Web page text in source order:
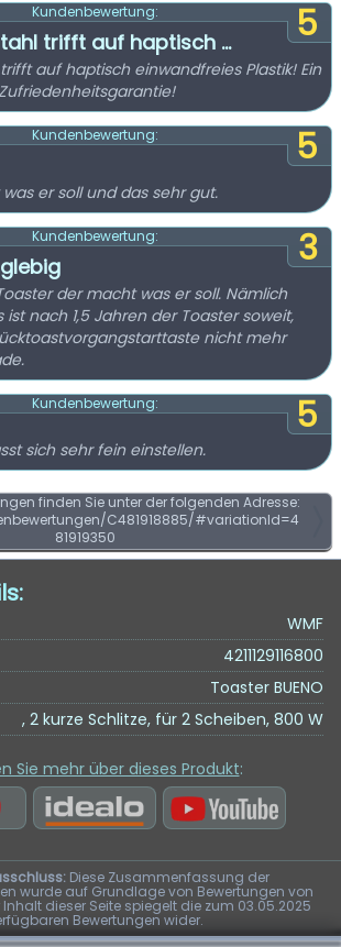
5
Kundenbewertung:
trifft auf haptisch ...
auf haptisch einwandfreies Plastik! Ein
5
Kundenbewertung:
was er soll und das sehr gut.
3
Kundenbewertung:
der macht was er soll. Nämlich
ist nach 1,5 Jahren der Toaster soweit,
nicht mehr
5
Kundenbewertung:
sich sehr fein einstellen.
finden Sie unter der folgenden Adresse:
C481918885/#variationId=4
81919350
WMF
4211129116800
Toaster BUENO
, 2 kurze Schlitze, für 2 Scheiben, 800 W
Sie mehr über dieses Produkt:
Diese Zusammenfassung der
wurde auf Grundlage von Bewertungen von
Inhalt dieser Seite spiegelt die zum 03.05.2025
Bewertungen wider.